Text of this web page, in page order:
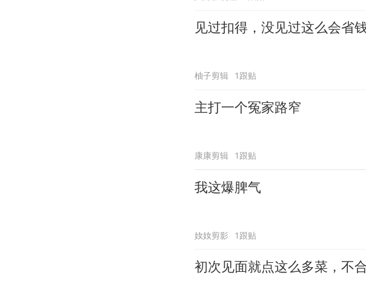
见过扣得，没见过这么会省
柚子剪辑 1跟贴
主打一个冤家路窄
康康剪辑 1跟贴
我这爆脾气
奻奻剪影 1跟贴
初次见面就点这么多菜，不